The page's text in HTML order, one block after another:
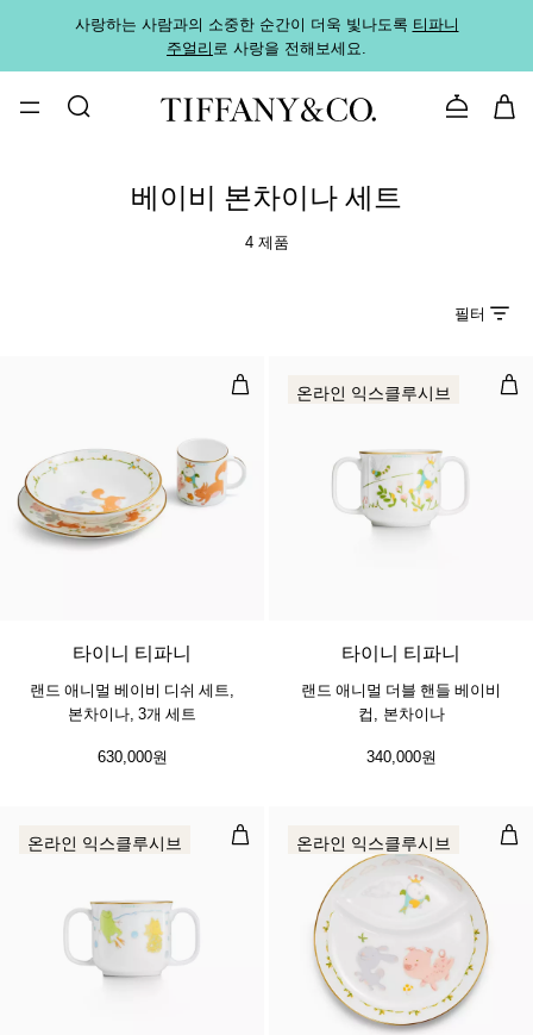
사랑하는 사람과의 소중한 순간이 더욱 빛나도록 티파니
주얼리로 사랑을 전해보세요.
문의하기
베이비 본차이나 세트
4 제품
필터
랜드 애니멀 베이비 디쉬 세트, 본차
타이니 티파니
랜드 애니멀 베이비 디쉬 세트,
본차이나, 3개 세트
630,000원
랜
온라인 익스클루시브
타이니 티파니
랜드 애니멀 더블 핸들 베이비
컵, 본차이나
340,000원
씨 애니멀 더블 핸들 베이비 컵 본차
온라인 익스클루시브 랜
온라인 익스클루시브